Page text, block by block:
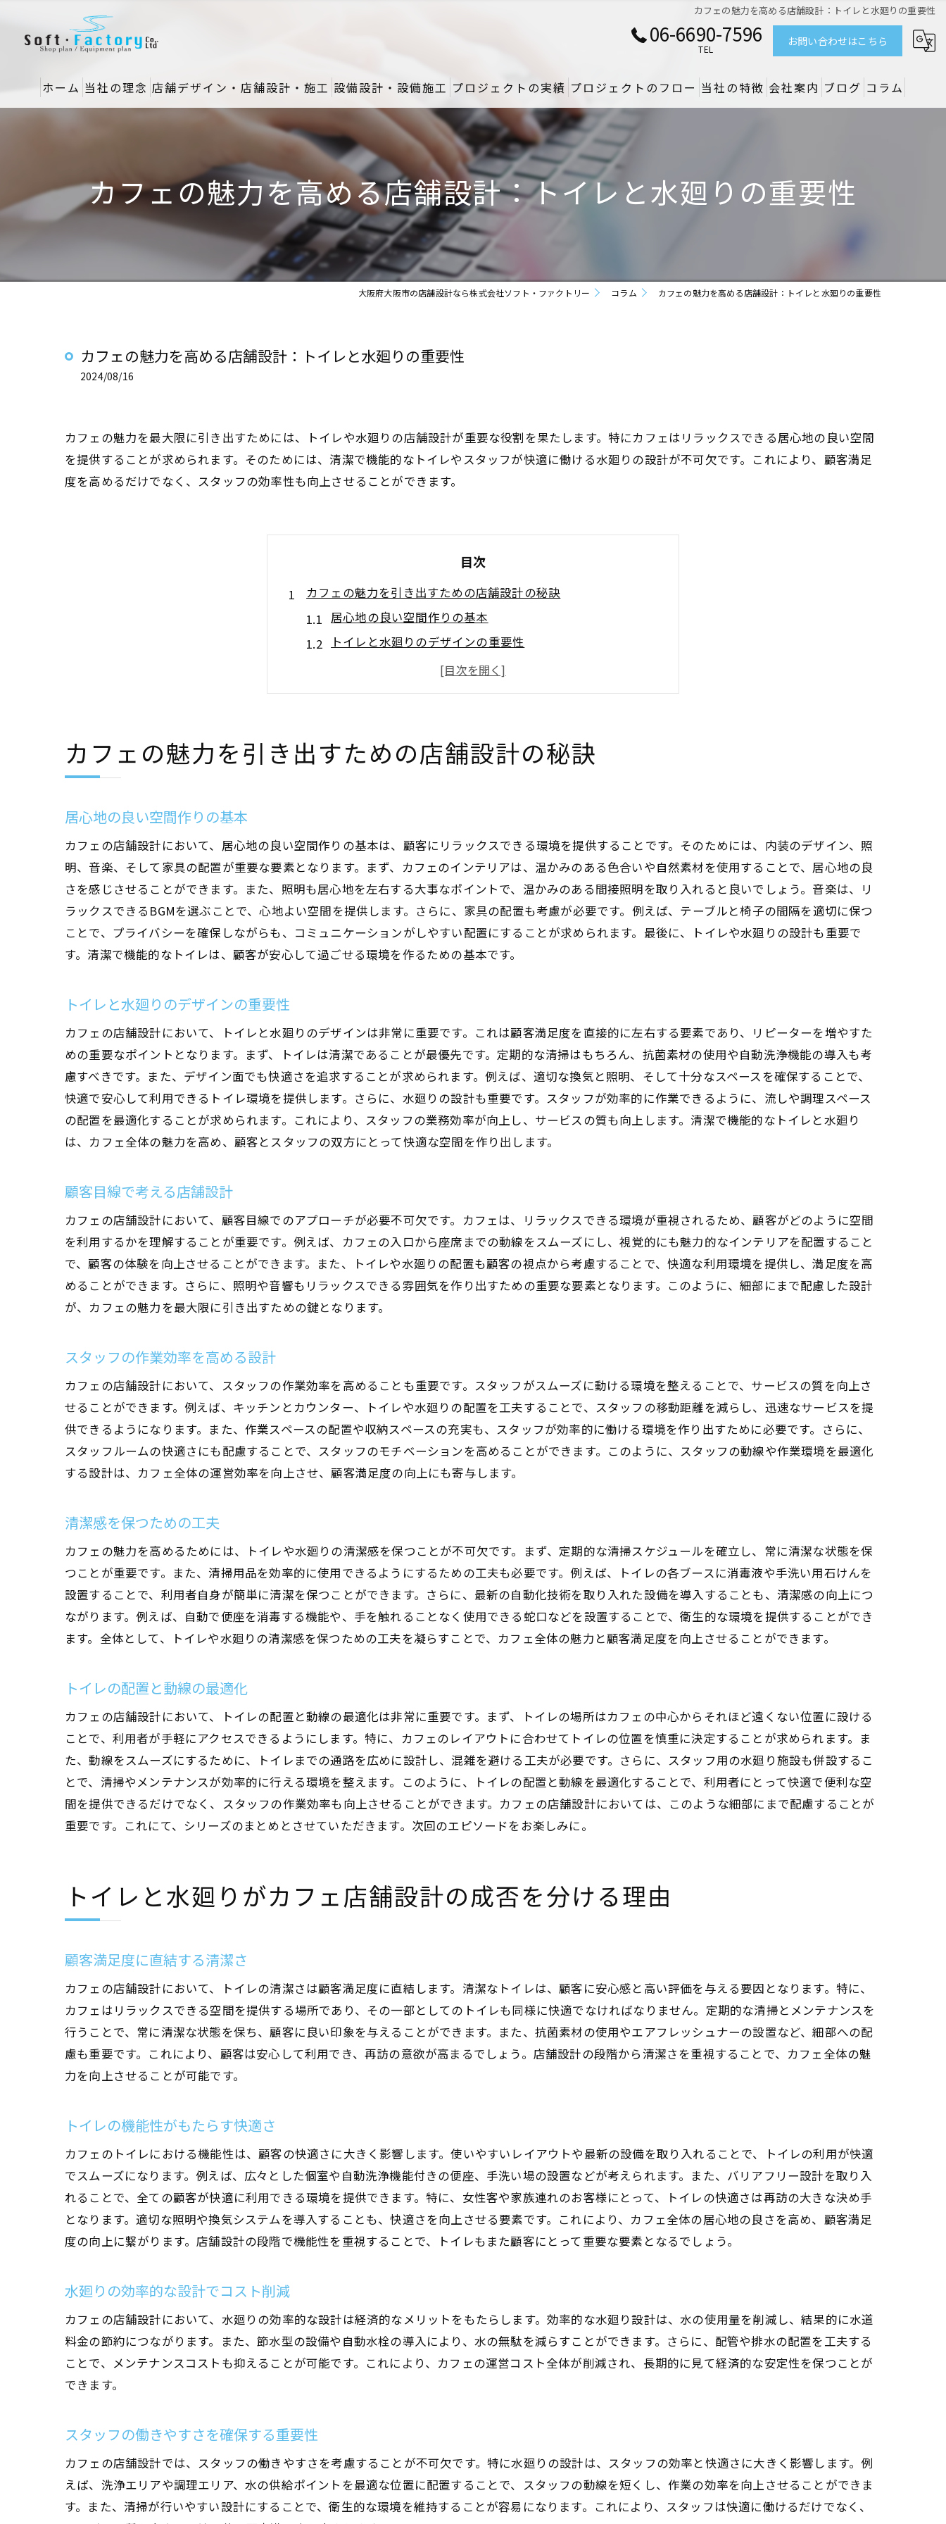
カフェの魅力を高める店舗設計：トイレと水廻りの重要性
06-6690-7596
TEL
お問い合わせはこちら
ホーム 当社の理念 店舗デザイン・店舗設計・施工 設備設計・設備施工 プロジェクトの実績 プロジェクトのフロー 当社の特徴
設備
会社案内 ブログ コラム
カフェの魅力を高める店舗設計：トイレと水廻りの重要性
大阪府大阪市の店舗設計なら株式会社ソフト・ファクトリー コラム カフェの魅力を高める店舗設計：トイレと水廻りの重要性
カフェの魅力を高める店舗設計：トイレと水廻りの重要性
2024/08/16
カフェの魅力を最大限に引き出すためには、トイレや水廻りの店舗設計が重要な役割を果たします。特にカフェはリラックスできる居心地の良い空間
を提供することが求められます。そのためには、清潔で機能的なトイレやスタッフが快適に働ける水廻りの設計が不可欠です。これにより、顧客満足
度を高めるだけでなく、スタッフの効率性も向上させることができます。
目次
カフェの魅力を引き出すための店舗設計の秘訣
居心地の良い空間作りの基本
トイレと水廻りのデザインの重要性
顧客目線で考える店舗設計
スタッフの作業効率を高める設計
トイレの配置と動線の最適化
トイレと水廻りがカフェ店舗設計の成否を分ける理由
水廻りの効率的な設計でコスト削減
スタッフの働きやすさを確保する重要性
トイレのデザインがカフェ全体の印象を左右する
エコロジー視点からの水廻り設計
居心地の良いカフェを作るためのトイレと水廻りの設計ポイント
トイレの広さと配置を考慮する
おしゃれでリラックスできるデザイン
トイレの照明と空間演出
水廻りの動線を工夫する
顧客満足度を高めるカフェのトイレと水廻りの重要性
トイレの清潔さがリピーターを生む
トイレの利用しやすさが顧客体験を向上させる
常に清潔を保つためのメンテナンス方法
スタッフの効率性を向上させるカフェの水廻り設計
作業動線を考慮した配置
清掃のしやすい設計で労力を軽減
省スペースでも機能的な水廻り設計
ストレスフリーの作業環境を作る
カフェにおけるトイレの清潔さと機能性が求められる理由
清潔なトイレが顧客の心に与える安心感
アクセシビリティを考慮したトイレ設計
トイレの現代的なデザインと機能
常に清潔を保つための清掃計画
トイレと水廻りの設計でカフェの魅力をアップさせる方法
環境に優しい設備を取り入れる
トイレの待ち時間を軽減する対策
トイレと水廻りの一貫したデザイン
カフェの店舗設計におけるトイレと水廻りの最適な配置とは
来客動線を考慮したトイレの配置
トイレのプライバシーを確保する方法
カフェの魅力を引き出すための店舗設計の秘訣
居心地の良い空間作りの基本
カフェの店舗設計において、居心地の良い空間作りの基本は、顧客にリラックスできる環境を提供することです。そのためには、内装のデザイン、照
明、音楽、そして家具の配置が重要な要素となります。まず、カフェのインテリアは、温かみのある色合いや自然素材を使用することで、居心地の良
さを感じさせることができます。また、照明も居心地を左右する大事なポイントで、温かみのある間接照明を取り入れると良いでしょう。音楽は、リ
ラックスできるBGMを選ぶことで、心地よい空間を提供します。さらに、家具の配置も考慮が必要です。例えば、テーブルと椅子の間隔を適切に保つ
ことで、プライバシーを確保しながらも、コミュニケーションがしやすい配置にすることが求められます。最後に、トイレや水廻りの設計も重要で
す。清潔で機能的なトイレは、顧客が安心して過ごせる環境を作るための基本です。
トイレと水廻りのデザインの重要性
カフェの店舗設計において、トイレと水廻りのデザインは非常に重要です。これは顧客満足度を直接的に左右する要素であり、リピーターを増やすた
めの重要なポイントとなります。まず、トイレは清潔であることが最優先です。定期的な清掃はもちろん、抗菌素材の使用や自動洗浄機能の導入も考
慮すべきです。また、デザイン面でも快適さを追求することが求められます。例えば、適切な換気と照明、そして十分なスペースを確保することで、
快適で安心して利用できるトイレ環境を提供します。さらに、水廻りの設計も重要です。スタッフが効率的に作業できるように、流しや調理スペース
の配置を最適化することが求められます。これにより、スタッフの業務効率が向上し、サービスの質も向上します。清潔で機能的なトイレと水廻り
は、カフェ全体の魅力を高め、顧客とスタッフの双方にとって快適な空間を作り出します。
顧客目線で考える店舗設計
カフェの店舗設計において、顧客目線でのアプローチが必要不可欠です。カフェは、リラックスできる環境が重視されるため、顧客がどのように空間
を利用するかを理解することが重要です。例えば、カフェの入口から座席までの動線をスムーズにし、視覚的にも魅力的なインテリアを配置すること
で、顧客の体験を向上させることができます。また、トイレや水廻りの配置も顧客の視点から考慮することで、快適な利用環境を提供し、満足度を高
めることができます。さらに、照明や音響もリラックスできる雰囲気を作り出すための重要な要素となります。このように、細部にまで配慮した設計
が、カフェの魅力を最大限に引き出すための鍵となります。
スタッフの作業効率を高める設計
カフェの店舗設計において、スタッフの作業効率を高めることも重要です。スタッフがスムーズに動ける環境を整えることで、サービスの質を向上さ
せることができます。例えば、キッチンとカウンター、トイレや水廻りの配置を工夫することで、スタッフの移動距離を減らし、迅速なサービスを提
供できるようになります。また、作業スペースの配置や収納スペースの充実も、スタッフが効率的に働ける環境を作り出すために必要です。さらに、
スタッフルームの快適さにも配慮することで、スタッフのモチベーションを高めることができます。このように、スタッフの動線や作業環境を最適化
する設計は、カフェ全体の運営効率を向上させ、顧客満足度の向上にも寄与します。
清潔感を保つための工夫
カフェの魅力を高めるためには、トイレや水廻りの清潔感を保つことが不可欠です。まず、定期的な清掃スケジュールを確立し、常に清潔な状態を保
つことが重要です。また、清掃用品を効率的に使用できるようにするための工夫も必要です。例えば、トイレの各ブースに消毒液や手洗い用石けんを
設置することで、利用者自身が簡単に清潔を保つことができます。さらに、最新の自動化技術を取り入れた設備を導入することも、清潔感の向上につ
ながります。例えば、自動で便座を消毒する機能や、手を触れることなく使用できる蛇口などを設置することで、衛生的な環境を提供することができ
ます。全体として、トイレや水廻りの清潔感を保つための工夫を凝らすことで、カフェ全体の魅力と顧客満足度を向上させることができます。
トイレの配置と動線の最適化
カフェの店舗設計において、トイレの配置と動線の最適化は非常に重要です。まず、トイレの場所はカフェの中心からそれほど遠くない位置に設ける
ことで、利用者が手軽にアクセスできるようにします。特に、カフェのレイアウトに合わせてトイレの位置を慎重に決定することが求められます。ま
た、動線をスムーズにするために、トイレまでの通路を広めに設計し、混雑を避ける工夫が必要です。さらに、スタッフ用の水廻り施設も併設するこ
とで、清掃やメンテナンスが効率的に行える環境を整えます。このように、トイレの配置と動線を最適化することで、利用者にとって快適で便利な空
間を提供できるだけでなく、スタッフの作業効率も向上させることができます。カフェの店舗設計においては、このような細部にまで配慮することが
重要です。これにて、シリーズのまとめとさせていただきます。次回のエピソードをお楽しみに。
トイレと水廻りがカフェ店舗設計の成否を分ける理由
顧客満足度に直結する清潔さ
カフェの店舗設計において、トイレの清潔さは顧客満足度に直結します。清潔なトイレは、顧客に安心感と高い評価を与える要因となります。特に、
カフェはリラックスできる空間を提供する場所であり、その一部としてのトイレも同様に快適でなければなりません。定期的な清掃とメンテナンスを
行うことで、常に清潔な状態を保ち、顧客に良い印象を与えることができます。また、抗菌素材の使用やエアフレッシュナーの設置など、細部への配
慮も重要です。これにより、顧客は安心して利用でき、再訪の意欲が高まるでしょう。店舗設計の段階から清潔さを重視することで、カフェ全体の魅
力を向上させることが可能です。
トイレの機能性がもたらす快適さ
カフェのトイレにおける機能性は、顧客の快適さに大きく影響します。使いやすいレイアウトや最新の設備を取り入れることで、トイレの利用が快適
でスムーズになります。例えば、広々とした個室や自動洗浄機能付きの便座、手洗い場の設置などが考えられます。また、バリアフリー設計を取り入
れることで、全ての顧客が快適に利用できる環境を提供できます。特に、女性客や家族連れのお客様にとって、トイレの快適さは再訪の大きな決め手
となります。適切な照明や換気システムを導入することも、快適さを向上させる要素です。これにより、カフェ全体の居心地の良さを高め、顧客満足
度の向上に繋がります。店舗設計の段階で機能性を重視することで、トイレもまた顧客にとって重要な要素となるでしょう。
水廻りの効率的な設計でコスト削減
カフェの店舗設計において、水廻りの効率的な設計は経済的なメリットをもたらします。効率的な水廻り設計は、水の使用量を削減し、結果的に水道
料金の節約につながります。また、節水型の設備や自動水栓の導入により、水の無駄を減らすことができます。さらに、配管や排水の配置を工夫する
ことで、メンテナンスコストも抑えることが可能です。これにより、カフェの運営コスト全体が削減され、長期的に見て経済的な安定性を保つことが
できます。
スタッフの働きやすさを確保する重要性
カフェの店舗設計では、スタッフの働きやすさを考慮することが不可欠です。特に水廻りの設計は、スタッフの効率と快適さに大きく影響します。例
えば、洗浄エリアや調理エリア、水の供給ポイントを最適な位置に配置することで、スタッフの動線を短くし、作業の効率を向上させることができま
す。また、清掃が行いやすい設計にすることで、衛生的な環境を維持することが容易になります。これにより、スタッフは快適に働けるだけでなく、